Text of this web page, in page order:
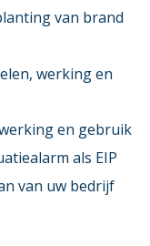
van brand
werking en
en gebruik
als EIP
van uw bedrijf